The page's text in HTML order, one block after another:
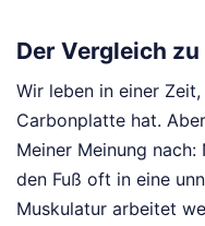
Der Vergleich
Wir leben in einer
Carbonplatte hat.
Meiner Meinung
den Fuß oft in eine
Muskulatur arbeitet